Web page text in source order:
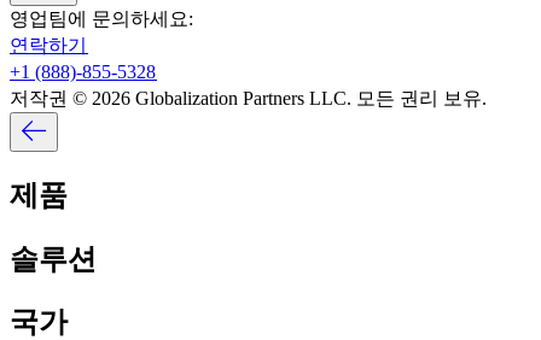
영업팀에 문의하세요:​​
연락하기​​
+1 (888)-855-5328​​
저작권 © 2026 Globalization Partners LLC. 모든 권리 보유.​​
제품​​
솔루션​​
국가​​